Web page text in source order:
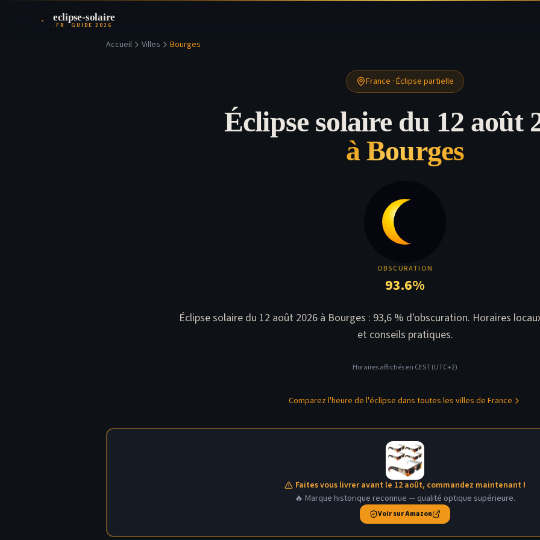
eclipse-solaire
.FR · GUIDE 2026
Accueil Villes Bourges
France · Éclipse partielle
Éclipse solaire du 12 août
àBourges
OBSCURATION
93.6%
Éclipse solaire du 12 août 2026 à Bourges : 93,6 % d'obscuration. Horaires
et conseils pratiques.
Horaires affichés en CEST (UTC+2)
Comparez l'heure de l'éclipse dans toutes les villes de France
Faites vous livrer avant le 12 août, commandez maintenant !
🔥 Marque historique reconnue — qualité optique supérieure.
Voir sur Amazon